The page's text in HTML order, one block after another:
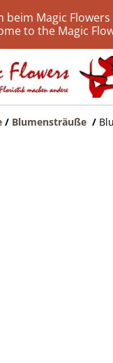
beim Magic
to the Magic
/ Blumensträuße /